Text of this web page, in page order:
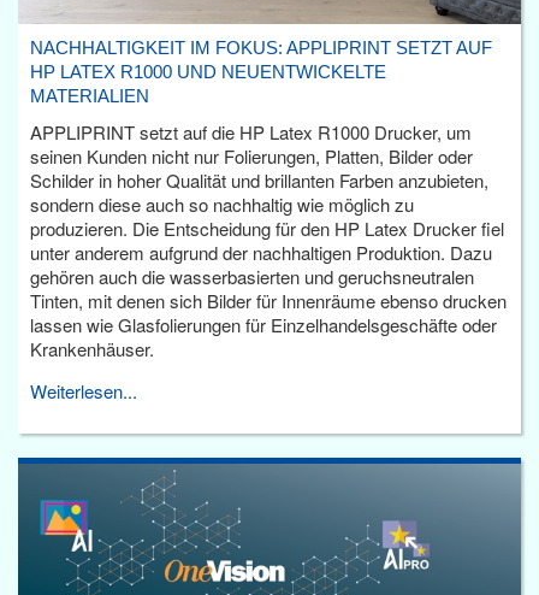
NACHHALTIGKEIT IM FOKUS: APPLIPRINT SETZT AUF
HP LATEX R1000 UND NEUENTWICKELTE
MATERIALIEN
APPLIPRINT setzt auf die HP Latex R1000 Drucker, um
seinen Kunden nicht nur Folierungen, Platten, Bilder oder
Schilder in hoher Qualität und brillanten Farben anzubieten,
sondern diese auch so nachhaltig wie möglich zu
produzieren. Die Entscheidung für den HP Latex Drucker fiel
unter anderem aufgrund der nachhaltigen Produktion. Dazu
gehören auch die wasserbasierten und geruchsneutralen
Tinten, mit denen sich Bilder für Innenräume ebenso drucken
lassen wie Glasfolierungen für Einzelhandelsgeschäfte oder
Krankenhäuser.
Weiterlesen...